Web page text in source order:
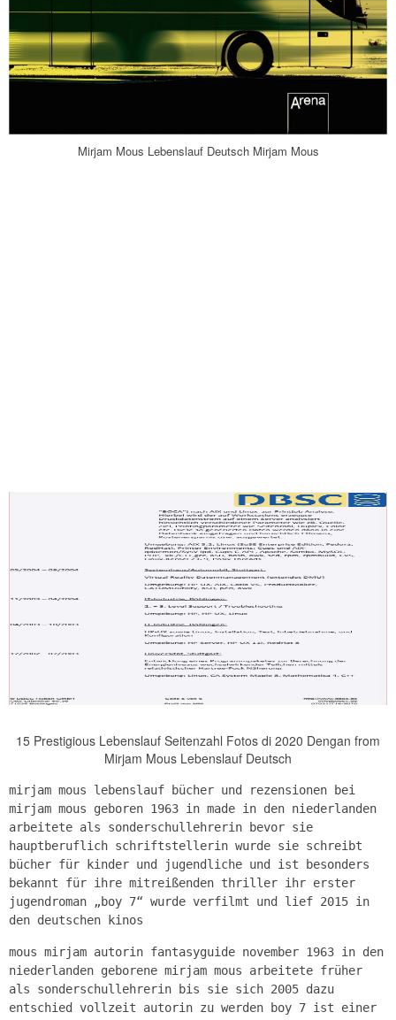
Mirjam Mous Lebenslauf Deutsch Mirjam Mous
15 Prestigious Lebenslauf Seitenzahl Fotos di 2020 Dengan from
Mirjam Mous Lebenslauf Deutsch
mirjam mous lebenslauf bücher und rezensionen bei
mirjam mous geboren 1963 in made in den niederlanden
arbeitete als sonderschullehrerin bevor sie
hauptberuflich schriftstellerin wurde sie schreibt
bücher für kinder und jugendliche und ist besonders
bekannt für ihre mitreißenden thriller ihr erster
jugendroman „boy 7“ wurde verfilmt und lief 2015 in
den deutschen kinos
mous mirjam autorin fantasyguide november 1963 in den
niederlanden geborene mirjam mous arbeitete früher
als sonderschullehrerin bis sie sich 2005 dazu
entschied vollzeit autorin zu werden boy 7 ist einer